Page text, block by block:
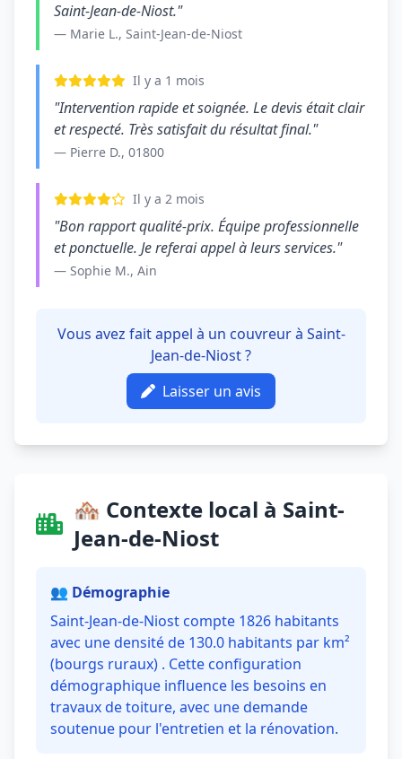
Saint-Jean-de-Niost."
— Marie L., Saint-Jean-de-Niost
Il y a 1 mois
"Intervention rapide et soignée. Le devis était clair
et respecté. Très satisfait du résultat final."
— Pierre D., 01800
Il y a 2 mois
"Bon rapport qualité-prix. Équipe professionnelle
et ponctuelle. Je referai appel à leurs services."
— Sophie M., Ain
Vous avez fait appel à un couvreur à Saint-
Jean-de-Niost ?
Laisser un avis
🏘️ Contexte local à Saint-
Jean-de-Niost
👥 Démographie
Saint-Jean-de-Niost compte 1826 habitants
avec une densité de 130.0 habitants par km²
(bourgs ruraux) . Cette configuration
démographique influence les besoins en
travaux de toiture, avec une demande
soutenue pour l'entretien et la rénovation.